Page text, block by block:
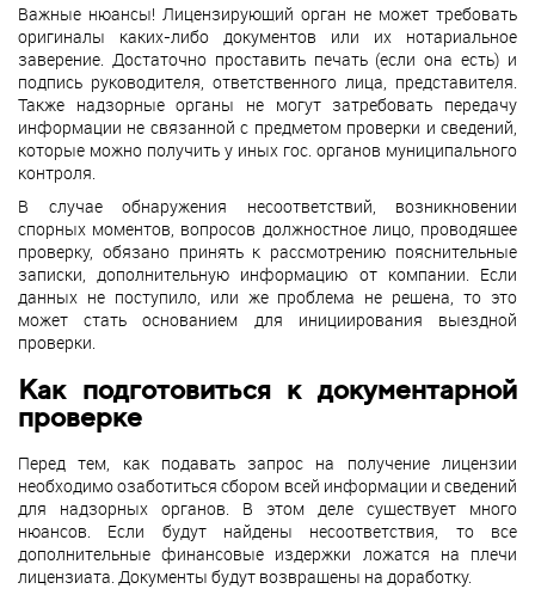
Важные нюансы! Лицензирующий орган не может требовать
оригиналы каких-либо документов или их нотариальное
заверение. Достаточно проставить печать (если она есть) и
подпись руководителя, ответственного лица, представителя.
Также надзорные органы не могут затребовать передачу
информации не связанной с предметом проверки и сведений,
которые можно получить у иных гос. органов муниципального
контроля.
В случае обнаружения несоответствий, возникновении
спорных моментов, вопросов должностное лицо, проводящее
проверку, обязано принять к рассмотрению пояснительные
записки, дополнительную информацию от компании. Если
данных не поступило, или же проблема не решена, то это
может стать основанием для инициирования выездной
проверки.
Как подготовиться к документарной
проверке
Перед тем, как подавать запрос на получение лицензии
необходимо озаботиться сбором всей информации и сведений
для надзорных органов. В этом деле существует много
нюансов. Если будут найдены несоответствия, то все
дополнительные финансовые издержки ложатся на плечи
лицензиата. Документы будут возвращены на доработку.